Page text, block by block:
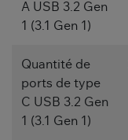
A USB 3.2 Gen
1 (3.1 Gen 1)
Quantité de
ports de type
C USB 3.2 Gen
1 (3.1 Gen 1)